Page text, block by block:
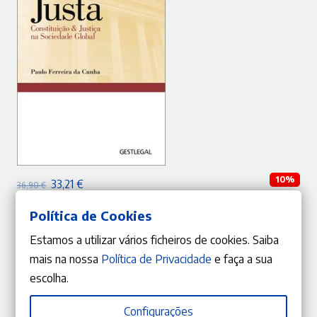
36,90€ O
original
era:
36,90 €.
33,21€O
atual
é:
33,21 €.
10%
Paulo Ferreira da Cunha
Política de Cookies
Estamos a utilizar vários ficheiros de cookies. Saiba
mais na nossa Política de Privacidade e faça a sua
escolha.
Configurações